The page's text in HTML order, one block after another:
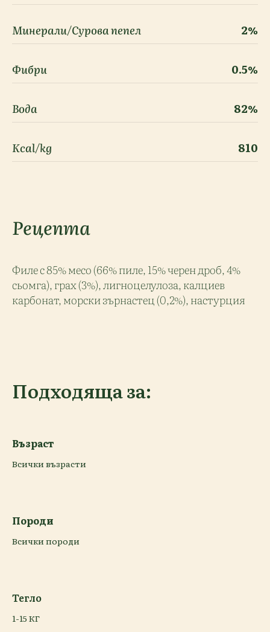
Минерали/Сурова пепел 2%
Фибри 0.5%
Вода 82%
Kcal/kg 810
Рецепта
Филе с 85% месо (66% пиле, 15% черен дроб, 4%
сьомга), грах (3%), лигноцелулоза, калциев
карбонат, морски зърнастец (0,2%), настурция
Подходяща за:
Възраст
Всички възрасти
Породи
Всички породи
Тегло
1-15 КГ